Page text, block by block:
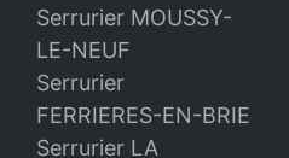
Serrurier MOUSSY-
LE-NEUF
Serrurier
FERRIERES-EN-BRIE
Serrurier LA